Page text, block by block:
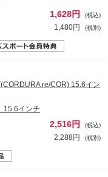
1,628円 (税込)
1,480円 (税別)
re/COR) 15.6イン
インチ
2,516円 (税込)
2,288円 (税別)